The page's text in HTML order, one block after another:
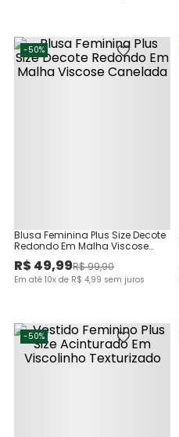
-50%
Blusa Feminina Plus Size Decote
Redondo Em Malha Viscose
Canelada
R$49,99R$99,90
Em até 10x de R$ 4,99 sem juros
-50%